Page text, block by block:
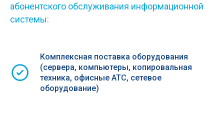
абонентского обслуживания информационной
системы:
Комплексная поставка оборудования
(сервера, компьютеры, копировальная
техника, офисные АТС, сетевое
оборудование)